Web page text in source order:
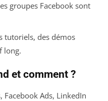
groupes Facebook sont
tutoriels, des démos
long.
et comment ?
Facebook Ads, LinkedIn